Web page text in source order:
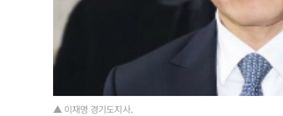
▲ 이재명 경기도지사.